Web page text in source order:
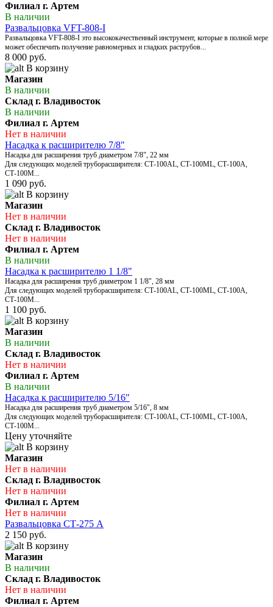
Филиал г. Артем
В наличии
Развальцовка VFT-808-I
Развальцовка VFT-808-I это высококачественный инструмент, которые в полной мере
может обеспечить получение равномерных и гладких раструбов...
8 000 руб.
В корзину
Магазин
В наличии
Склад г. Владивосток
В наличии
Филиал г. Артем
Нет в наличии
Насадка к расширителю 7/8"
Насадка для расширения труб диаметром 7/8", 22 мм
Для следующих моделей труборасширителя: СТ-100AL, СТ-100МL, СТ-100А,
СТ-100М...
1 090 руб.
В корзину
Магазин
Нет в наличии
Склад г. Владивосток
Нет в наличии
Филиал г. Артем
В наличии
Насадка к расширителю 1 1/8"
Насадка для расширения труб диаметром 1 1/8", 28 мм
Для следующих моделей труборасширителя: СТ-100AL, СТ-100МL, СТ-100А,
СТ-100М...
1 100 руб.
В корзину
Магазин
В наличии
Склад г. Владивосток
Нет в наличии
Филиал г. Артем
В наличии
Насадка к расширителю 5/16"
Насадка для расширения труб диаметром 5/16", 8 мм
Для следующих моделей труборасширителя: СТ-100AL, СТ-100МL, СТ-100А,
СТ-100М...
Цену уточняйте
В корзину
Магазин
Нет в наличии
Склад г. Владивосток
Нет в наличии
Филиал г. Артем
Нет в наличии
Развальцовка CТ-275 A
2 150 руб.
В корзину
Магазин
В наличии
Склад г. Владивосток
Нет в наличии
Филиал г. Артем